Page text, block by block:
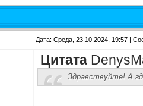
Дата: Среда, 23.10.2024, 19:57 |
Цитата
Здравствуйте! А